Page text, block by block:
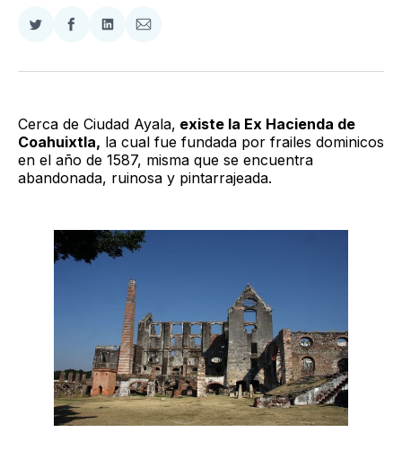
Compartir
Twitter
Compartir
Facebook
Compartir
LinkedIn
Compartir
Email
Cerca de Ciudad Ayala, existe la Ex Hacienda de
Coahuixtla, la cual fue fundada por frailes dominicos
en el año de 1587, misma que se encuentra
abandonada, ruinosa y pintarrajeada.